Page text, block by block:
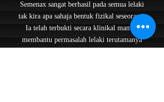
Semenax sangat berhasil pada semua lelaki
tak kira apa sahaja bentuk fizikal seseorang.
Ia telah terbukti secara klinikal mampu
membantu permasalah lelaki terutamanya